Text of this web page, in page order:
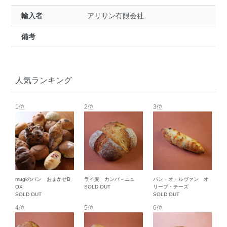
輸入者 アリサン有限会社
備考
人気ランキング
1位
mugiのパン おまかせB
OX
SOLD OUT
2位
ライ麦 カンパ－ニュ
SOLD OUT
3位
パン・オ・ルヴァン オ
リーブ・チーズ
SOLD OUT
4位 5位 6位